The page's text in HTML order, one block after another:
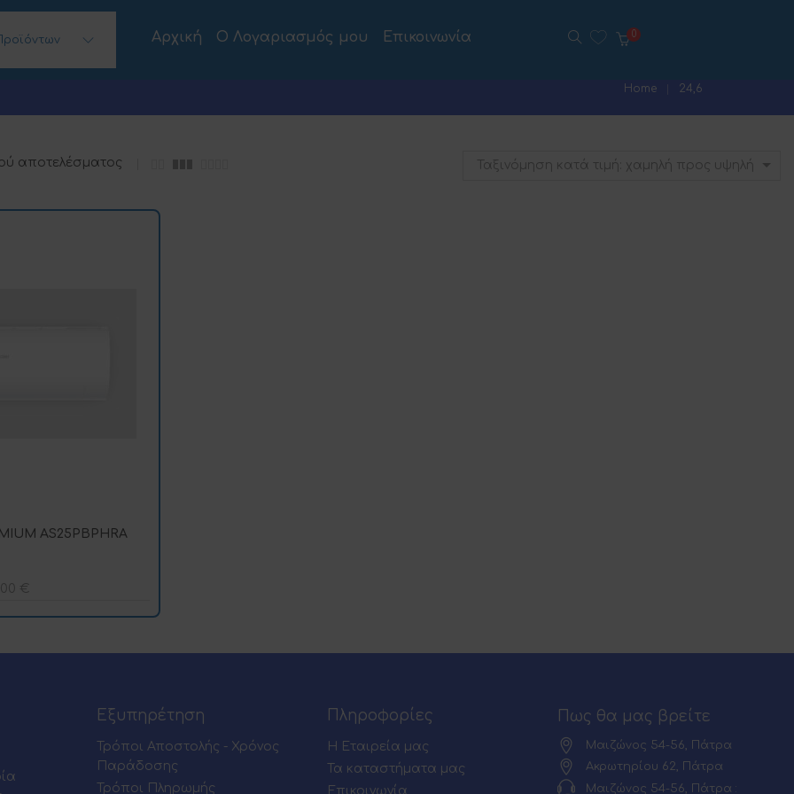
Αρχική Ο Λογαριασμός μου Επικοινωνία
Home 24,6
αποτελέσματος Ταξινόμηση κατά τιμή: χαμηλή προς υψηλή
AS25PBPHRA
€
Εξυπηρέτηση
Τρόποι Αποστολής - Χρόνος
Παράδοσης
Τρόποι Πληρωμής
Πληροφορίες
Η Εταιρεία μας
Τα καταστήματα μας
Επικοινωνία
Πως θα μας βρείτε
Μαιζώνος 54-56, Πάτρα
Ακρωτηρίου 62, Πάτρα
Μαιζώνος 54-56, Πάτρα :